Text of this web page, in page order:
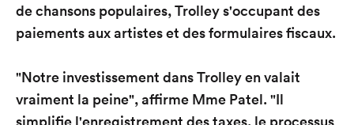
de chansons populaires, Trolley s'occupant des
paiements aux artistes et des formulaires fiscaux.
"Notre investissement dans Trolley en valait
vraiment la peine", affirme Mme Patel. "Il
simplifie l'enregistrement des taxes, le processus